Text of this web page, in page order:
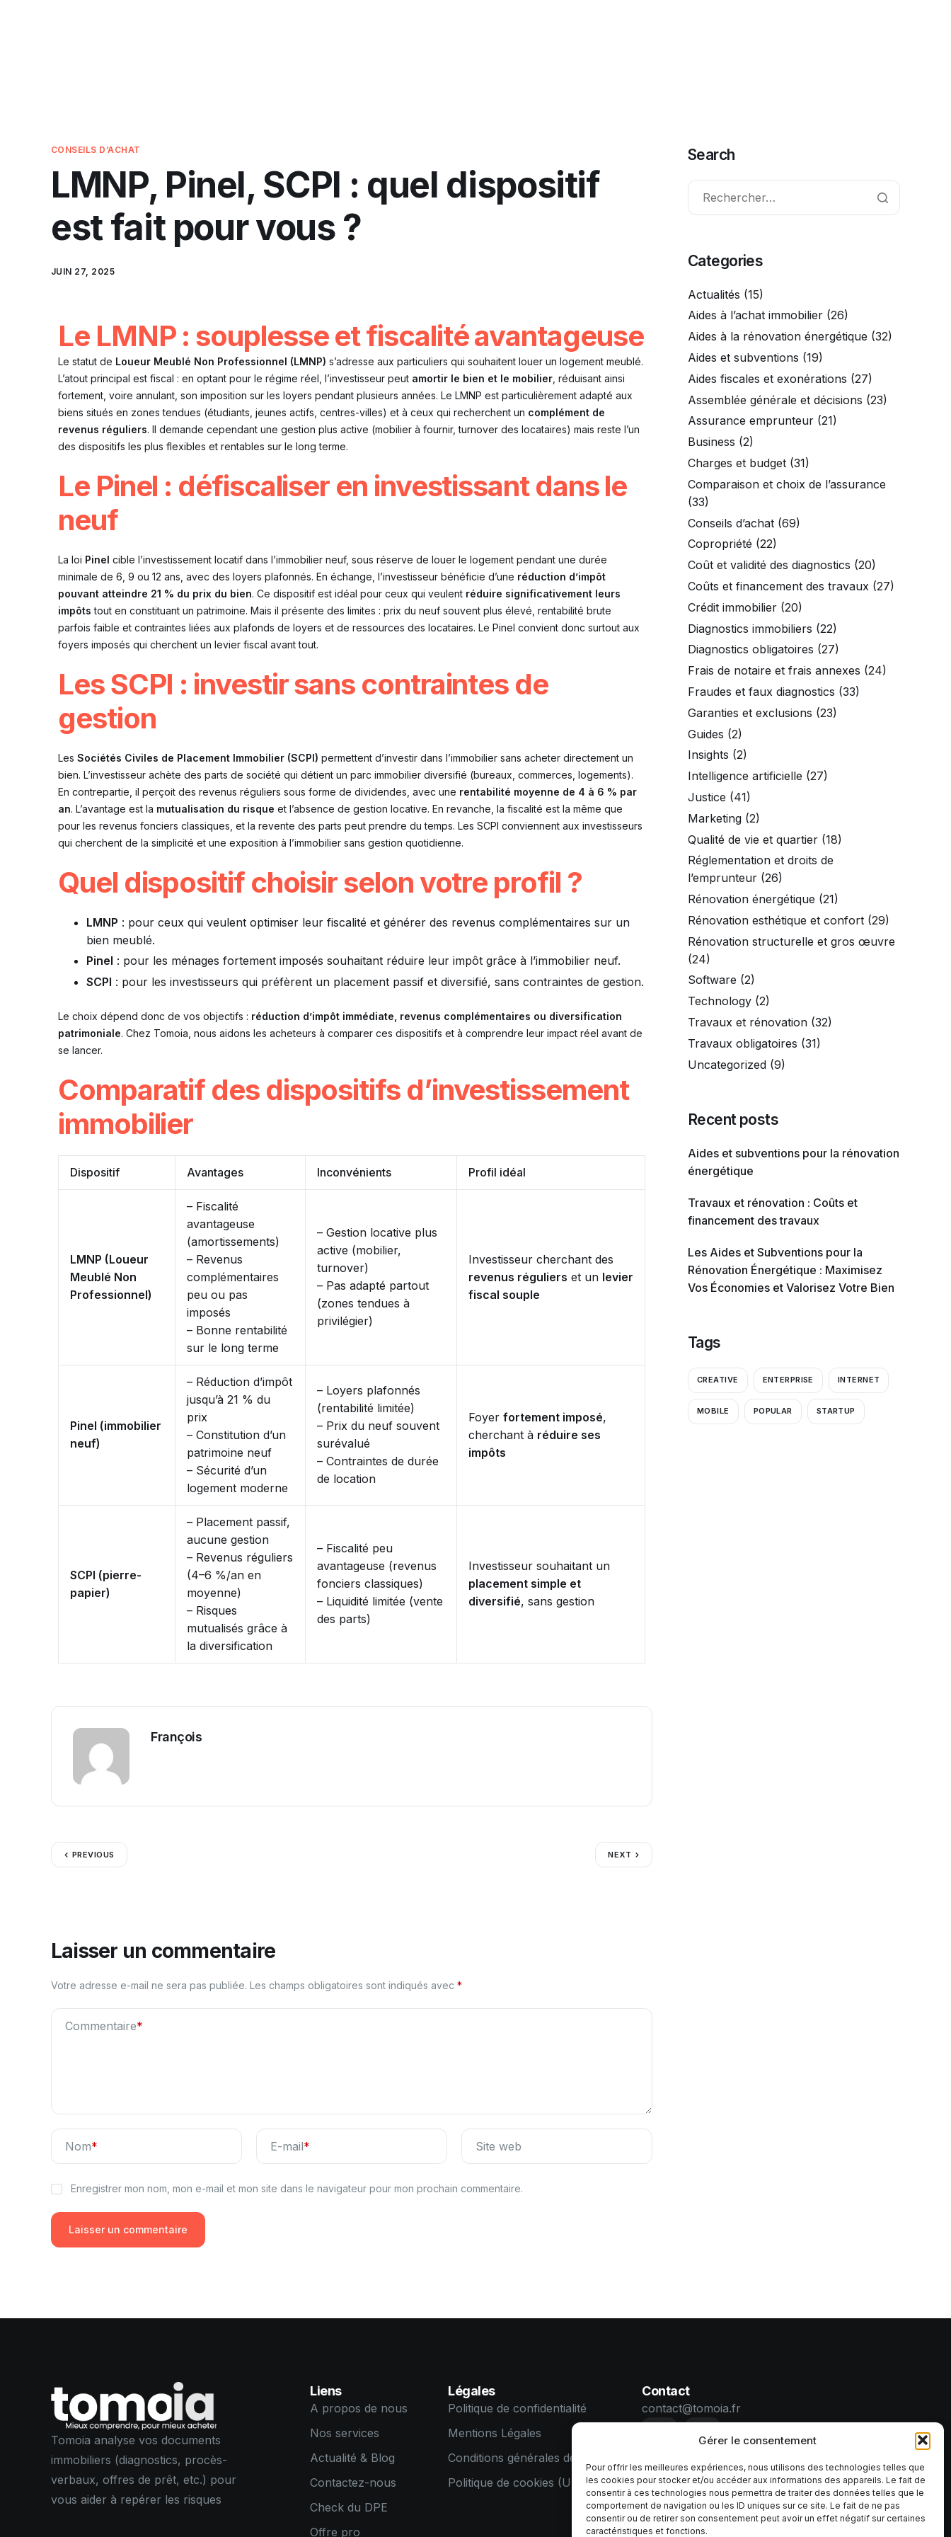
Gérer le consentement
Pour offrir les meilleures expériences, nous utilisons des technologies telles que
les cookies pour stocker et/ou accéder aux informations des appareils. Le fait de
consentir à ces technologies nous permettra de traiter des données telles que le
comportement de navigation ou les ID uniques sur ce site. Le fait de ne pas
consentir ou de retirer son consentement peut avoir un effet négatif sur certaines
caractéristiques et fonctions.
CONSEILS D’ACHAT
LMNP, Pinel, SCPI : quel dispositif
est fait pour vous ?
JUIN 27, 2025
Le LMNP : souplesse et fiscalité avantageuse
Le statut de Loueur Meublé Non Professionnel (LMNP) s’adresse aux particuliers qui souhaitent louer un logement meublé.
L’atout principal est fiscal : en optant pour le régime réel, l’investisseur peut amortir le bien et le mobilier , réduisant ainsi
fortement, voire annulant, son imposition sur les loyers pendant plusieurs années. Le LMNP est particulièrement adapté aux
biens situés en zones tendues (étudiants, jeunes actifs, centres-villes) et à ceux qui recherchent un complément de
revenus réguliers. Il demande cependant une gestion plus active (mobilier à fournir, turnover des locataires) mais reste l’un
des dispositifs les plus flexibles et rentables sur le long terme.
Le Pinel : défiscaliser en investissant dans le
neuf
La loi Pinel cible l’investissement locatif dans l’immobilier neuf, sous réserve de louer le logement pendant une durée
minimale de 6, 9 ou 12 ans, avec des loyers plafonnés. En échange, l’investisseur bénéficie d’une réduction d’impôt
pouvant atteindre 21 % du prix du bien. Ce dispositif est idéal pour ceux qui veulent réduire significativement leurs
impôts tout en constituant un patrimoine. Mais il présente des limites : prix du neuf souvent plus élevé, rentabilité brute
parfois faible et contraintes liées aux plafonds de loyers et de ressources des locataires. Le Pinel convient donc surtout aux
foyers imposés qui cherchent un levier fiscal avant tout.
Les SCPI : investir sans contraintes de
gestion
Les Sociétés Civiles de Placement Immobilier (SCPI) permettent d’investir dans l’immobilier sans acheter directement un
bien. L’investisseur achète des parts de société qui détient un parc immobilier diversifié (bureaux, commerces, logements).
En contrepartie, il perçoit des revenus réguliers sous forme de dividendes, avec une rentabilité moyenne de 4 à 6 % par
an. L’avantage est la mutualisation du risque et l’absence de gestion locative. En revanche, la fiscalité est la même que
pour les revenus fonciers classiques, et la revente des parts peut prendre du temps. Les SCPI conviennent aux investisseurs
qui cherchent de la simplicité et une exposition à l’immobilier sans gestion quotidienne.
Quel dispositif choisir selon votre profil ?
LMNP : pour ceux qui veulent optimiser leur fiscalité et générer des revenus complémentaires sur un
bien meublé.
Pinel : pour les ménages fortement imposés souhaitant réduire leur impôt grâce à l’immobilier neuf.
SCPI : pour les investisseurs qui préfèrent un placement passif et diversifié, sans contraintes de gestion.
Le choix dépend donc de vos objectifs : réduction d’impôt immédiate, revenus complémentaires ou diversification
patrimoniale. Chez Tomoia, nous aidons les acheteurs à comparer ces dispositifs et à comprendre leur impact réel avant de
se lancer.
Comparatif des dispositifs d’investissement
immobilier
Dispositif Avantages Inconvénients Profil idéal
LMNP (Loueur
Meublé Non
Professionnel)
– Fiscalité
avantageuse
(amortissements)
– Revenus
complémentaires
peu ou pas
imposés
– Bonne rentabilité
sur le long terme
– Gestion locative plus
active (mobilier,
turnover)
– Pas adapté partout
(zones tendues à
privilégier)
Investisseur cherchant des
revenus réguliers et un levier
fiscal souple
Pinel (immobilier
neuf)
– Réduction d’impôt
jusqu’à 21 % du
prix
– Constitution d’un
patrimoine neuf
– Sécurité d’un
logement moderne
– Loyers plafonnés
(rentabilité limitée)
– Prix du neuf souvent
surévalué
– Contraintes de durée
de location
Foyer fortement imposé,
cherchant à réduire ses
impôts
SCPI (pierre-
papier)
– Placement passif,
aucune gestion
– Revenus réguliers
(4–6 %/an en
moyenne)
– Risques
mutualisés grâce à
la diversification
– Fiscalité peu
avantageuse (revenus
fonciers classiques)
– Liquidité limitée (vente
des parts)
Investisseur souhaitant un
placement simple et
diversifié, sans gestion
François
PREVIOUS NEXT
Laisser un commentaire
Votre adresse e-mail ne sera pas publiée. Les champs obligatoires sont indiqués avec *
Commentaire*
Nom* E-mail* Site web
Enregistrer mon nom, mon e-mail et mon site dans le navigateur pour mon prochain commentaire.
Search
Categories
Actualités (15)
Aides à l’achat immobilier (26)
Aides à la rénovation énergétique (32)
Aides et subventions (19)
Aides fiscales et exonérations (27)
Assemblée générale et décisions (23)
Assurance emprunteur (21)
Business (2)
Charges et budget (31)
Comparaison et choix de l’assurance
(33)
Conseils d’achat (69)
Copropriété (22)
Coût et validité des diagnostics (20)
Coûts et financement des travaux (27)
Crédit immobilier (20)
Diagnostics immobiliers (22)
Diagnostics obligatoires (27)
Frais de notaire et frais annexes (24)
Fraudes et faux diagnostics (33)
Garanties et exclusions (23)
Guides (2)
Insights (2)
Intelligence artificielle (27)
Justice (41)
Marketing (2)
Qualité de vie et quartier (18)
Réglementation et droits de
l’emprunteur (26)
Rénovation énergétique (21)
Rénovation esthétique et confort (29)
Rénovation structurelle et gros œuvre
(24)
Software (2)
Technology (2)
Travaux et rénovation (32)
Travaux obligatoires (31)
Uncategorized (9)
Recent posts
Aides et subventions pour la rénovation
énergétique
Travaux et rénovation : Coûts et
financement des travaux
Les Aides et Subventions pour la
Rénovation Énergétique : Maximisez
Vos Économies et Valorisez Votre Bien
Tags
CREATIVE ENTERPRISE INTERNET
MOBILE POPULAR STARTUP
Tomoia analyse vos documents
immobiliers (diagnostics, procès-
verbaux, offres de prêt, etc.) pour
vous aider à repérer les risques
Liens
A propos de nous
Nos services
Actualité & Blog
Contactez-nous
Check du DPE
Offre pro
Légales
Politique de confidentialité
Mentions Légales
Conditions générales de ventes
Politique de cookies (UE)
Contact
contact@tomoia.fr